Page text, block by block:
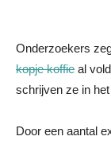
Onderzoekers
kopje koffie al
schrijven ze in
Door een aantal